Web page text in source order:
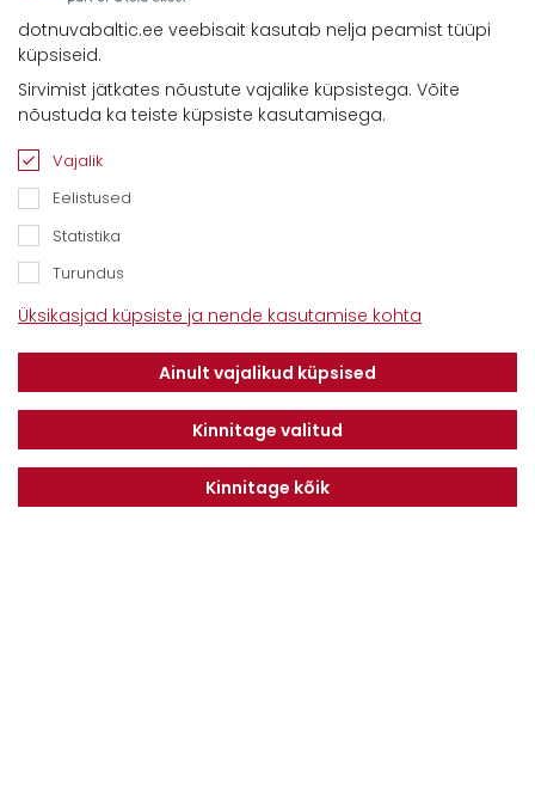
Kontaktid
E-mail:info@dotnuvabaltic.ee
dotnuvabaltic.ee veebisait kasutab nelja peamist tüüpi
küpsiseid.
Sirvimist jätkates nõustute vajalike küpsistega. Võite
nõustuda ka teiste küpsiste kasutamisega.
Vajalik
Eelistused
Statistika
Turundus
Üksikasjad küpsiste ja nende kasutamise kohta
Ainult vajalikud küpsised
Kinnitage valitud
Kinnitage kõik